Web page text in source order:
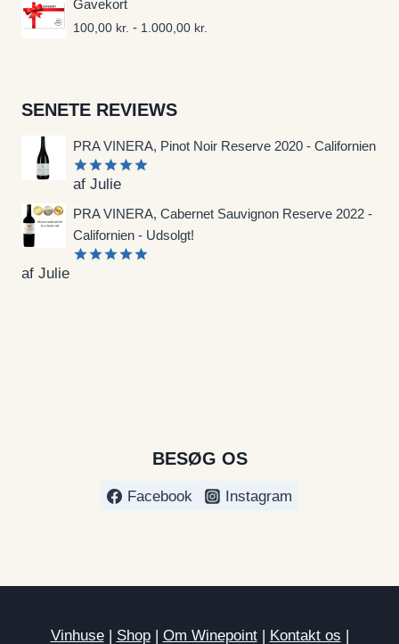
Gavekort
100,00 kr. - 1.000,00 kr.
SENETE REVIEWS
PRA VINERA, Pinot Noir Reserve 2020 - Californien
Vurderet
af Julie
PRA VINERA, Cabernet Sauvignon Reserve 2022 -
Californien - Udsolgt!
af Julie
BESØG OS
Facebook Instagram
Vinhuse| Shop| Om Winepoint| Kontakt os